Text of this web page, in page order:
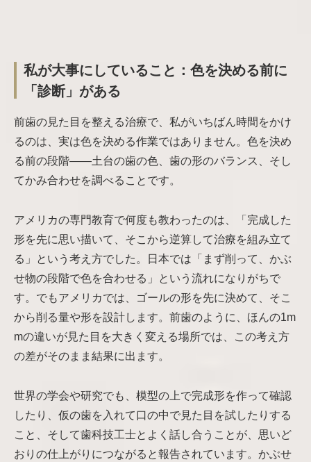
私が大事にしていること：色を決める前に
「診断」がある
前歯の見た目を整える治療で、私がいちばん時間をかけ
るのは、実は色を決める作業ではありません。色を決め
る前の段階——土台の歯の色、歯の形のバランス、そし
てかみ合わせを調べることです。
アメリカの専門教育で何度も教わったのは、「完成した
形を先に思い描いて、そこから逆算して治療を組み立て
る」という考え方でした。日本では「まず削って、かぶ
せ物の段階で色を合わせる」という流れになりがちで
す。でもアメリカでは、ゴールの形を先に決めて、そこ
から削る量や形を設計します。前歯のように、ほんの1m
mの違いが見た目を大きく変える場所では、この考え方
の差がそのまま結果に出ます。
世界の学会や研究でも、模型の上で完成形を作って確認
したり、仮の歯を入れて口の中で見た目を試したりする
こと、そして歯科技工士とよく話し合うことが、思いど
おりの仕上がりにつながると報告されています。かぶせ